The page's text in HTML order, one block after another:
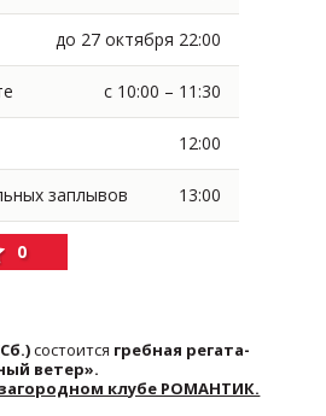
до 27 октября 22:00
с 10:00 – 11:30
12:00
заплывов 13:00
0
состоится гребная регата-
ветер».
клубе РОМАНТИК.